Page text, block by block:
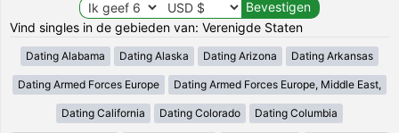
Vind singles in de gebieden van: Verenigde Staten
Dating Alabama Dating Alaska Dating Arizona Dating Arkansas
Dating Armed Forces Europe Dating Armed Forces Europe, Middle East,
Dating California Dating Colorado Dating Columbia